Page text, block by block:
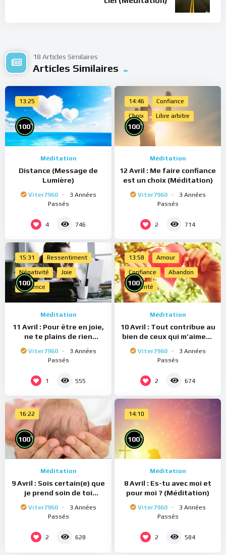
18 Articles Similaires
Articles Similaires
13:25
100%
Méditation
Distance (Message de
Lumière)
Viter7960
3 Années
Passés
4 746
14:46 Confiance
Choix Libre arbitre
100%
Méditation
12 Avril : Me faire confiance
est un choix (Méditation)
Viter7960
3 Années
Passés
2 714
15:31 Ressentiment
Négativité Joie
Présence
100%
Méditation
11 Avril : Pour être en joie,
ne te plains de rien
Viter7960
3 Années
Passés
1 555
13:58 Amour
Confiance Abandon
Sincérité
100%
Méditation
10 Avril : Tout contribue au
bien de ceux qui m’aiment
Viter7960
3 Années
Passés
2 674
16:22
100%
Méditation
9 Avril : Sois certain(e) que
je prend soin de toi
Viter7960
3 Années
Passés
2 628
14:10
100%
Méditation
8 Avril : Es-tu avec moi et
pour moi ? (Méditation)
Viter7960
3 Années
Passés
2 584